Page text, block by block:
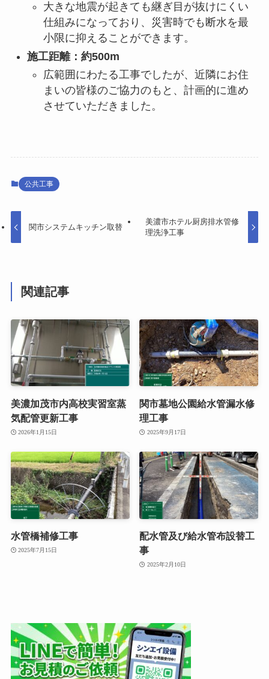
大きな地震が起きても継ぎ目が抜けにくい
仕組みになっており、災害時でも断水を最
小限に抑えることができます。
施工距離：約500m
広範囲にわたる工事でしたが、近隣にお住
まいの皆様のご協力のもと、計画的に進め
させていただきました。
公共工事
関市システムキッチン取替
美濃市ホテル厨房排水管修
理洗浄工事
関連記事
美濃加茂市内高校実習室蒸
気配管更新工事
2026年1月15日
関市墓地公園給水管漏水修
理工事
2025年9月17日
水管橋補修工事
2025年7月15日
配水管及び給水管布設替工
事
2025年2月10日